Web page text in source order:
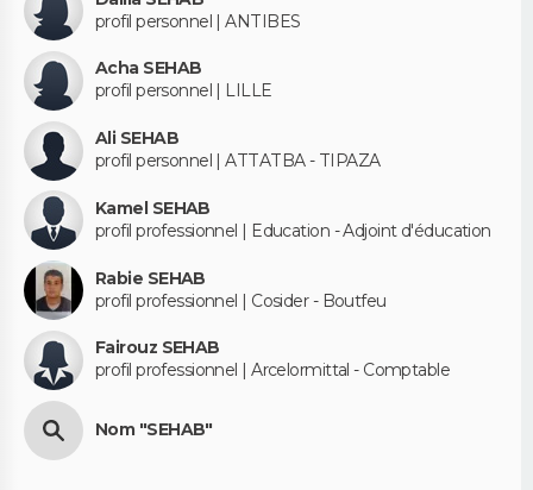
profil personnel | ANTIBES
Acha SEHAB
profil personnel | LILLE
Ali SEHAB
profil personnel | ATTATBA - TIPAZA
Kamel SEHAB
profil professionnel | Education - Adjoint d'éducation
Rabie SEHAB
profil professionnel | Cosider - Boutfeu
Fairouz SEHAB
profil professionnel | Arcelormittal - Comptable
Nom "SEHAB"